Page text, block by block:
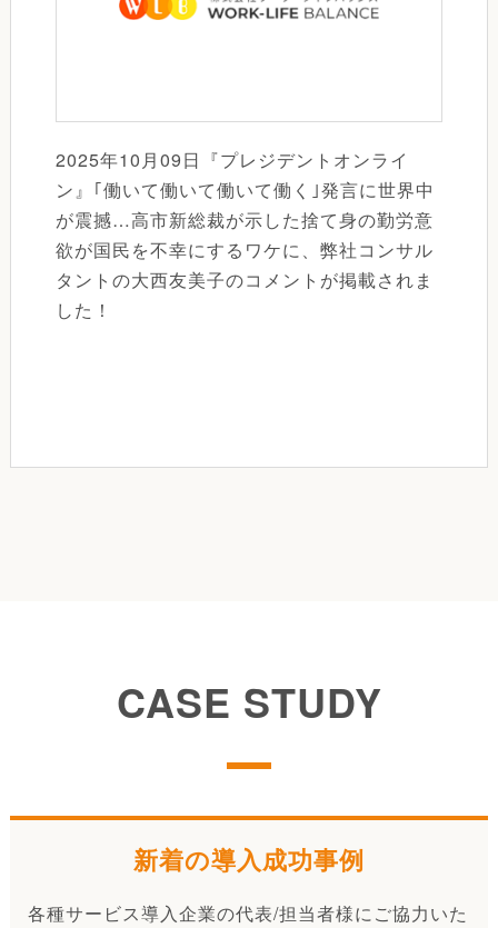
2025年10月09日『プレジデントオンライ
ン』｢働いて働いて働いて働く｣発言に世界中
が震撼…高市新総裁が示した捨て身の勤労意
欲が国民を不幸にするワケに、弊社コンサル
タントの大西友美子のコメントが掲載されま
した！
CASE STUDY
新着の導入成功事例
各種サービス導入企業の代表/担当者様にご協力いた